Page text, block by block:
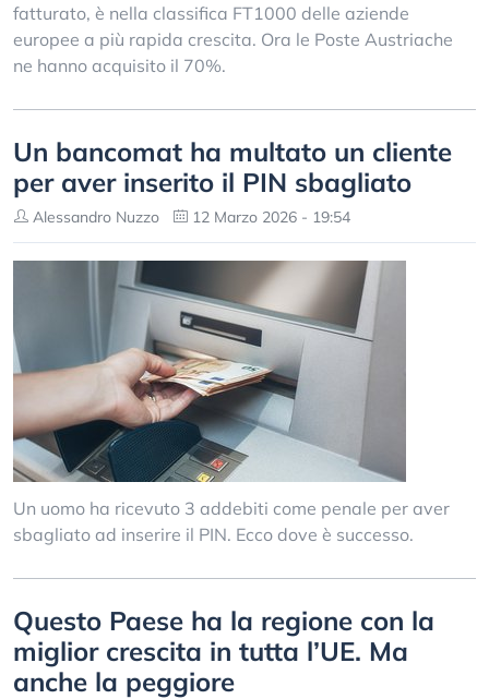
fatturato, è nella classifica FT1000 delle aziende
europee a più rapida crescita. Ora le Poste Austriache
ne hanno acquisito il 70%.
Un bancomat ha multato un cliente
per aver inserito il PIN sbagliato
Alessandro Nuzzo 12 Marzo 2026 - 19:54
Un uomo ha ricevuto 3 addebiti come penale per aver
sbagliato ad inserire il PIN. Ecco dove è successo.
Questo Paese ha la regione con la
miglior crescita in tutta l’UE. Ma
anche la peggiore